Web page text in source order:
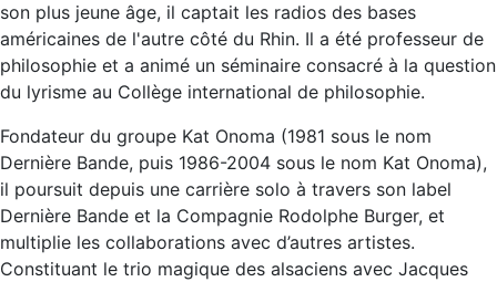
son plus jeune âge, il captait les radios des bases
américaines de l'autre côté du Rhin. Il a été professeur de
philosophie et a animé un séminaire consacré à la question
du lyrisme au Collège international de philosophie.
Fondateur du groupe Kat Onoma (1981 sous le nom
Dernière Bande, puis 1986-2004 sous le nom Kat Onoma),
il poursuit depuis une carrière solo à travers son label
Dernière Bande et la Compagnie Rodolphe Burger, et
multiplie les collaborations avec d’autres artistes.
Constituant le trio magique des alsaciens avec Jacques